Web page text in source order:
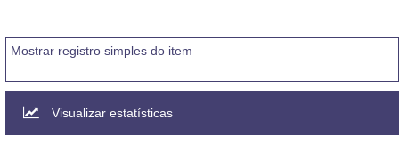
Mostrar registro simples do item
Visualizar estatísticas